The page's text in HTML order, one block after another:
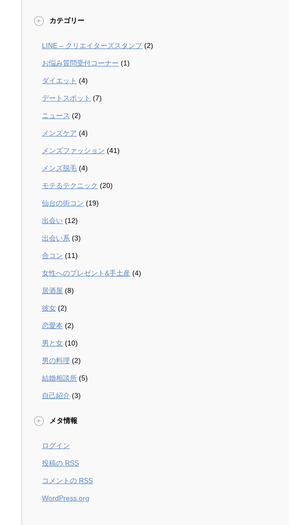
カテゴリー
LINE – クリエイターズスタンプ(2)
お悩み質問受付コーナー (1)
ダイエット (4)
デートスポット (7)
ニュース (2)
メンズケア (4)
メンズファッション (41)
メンズ脱毛 (4)
モテるテクニック (20)
仙台の街コン (19)
出会い (12)
出会い系 (3)
合コン (11)
女性へのプレゼント&手土産 (4)
居酒屋 (8)
彼女 (2)
恋愛本 (2)
男と女 (10)
男の料理 (2)
結婚相談所 (5)
自己紹介 (3)
メタ情報
ログイン
投稿の RSS
コメントの RSS
WordPress.org